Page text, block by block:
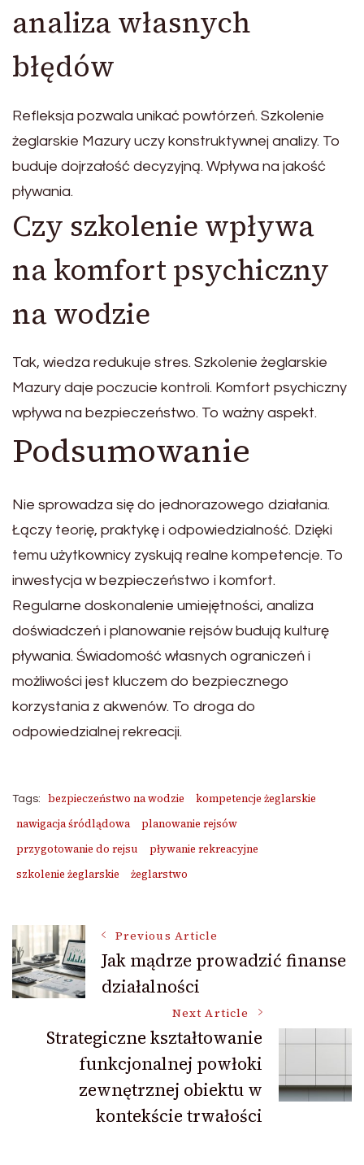
analiza własnych
błędów
Refleksja pozwala unikać powtórzeń. Szkolenie
żeglarskie Mazury uczy konstruktywnej analizy. To
buduje dojrzałość decyzyjną. Wpływa na jakość
pływania.
Czy szkolenie wpływa
na komfort psychiczny
na wodzie
Tak, wiedza redukuje stres. Szkolenie żeglarskie
Mazury daje poczucie kontroli. Komfort psychiczny
wpływa na bezpieczeństwo. To ważny aspekt.
Podsumowanie
Nie sprowadza się do jednorazowego działania.
Łączy teorię, praktykę i odpowiedzialność. Dzięki
temu użytkownicy zyskują realne kompetencje. To
inwestycja w bezpieczeństwo i komfort.
Regularne doskonalenie umiejętności, analiza
doświadczeń i planowanie rejsów budują kulturę
pływania. Świadomość własnych ograniczeń i
możliwości jest kluczem do bezpiecznego
korzystania z akwenów. To droga do
odpowiedzialnej rekreacji.
Tags: bezpieczeństwo na wodzie
kompetencje żeglarskie
nawigacja śródlądowa
planowanie rejsów
przygotowanie do rejsu
pływanie rekreacyjne
szkolenie żeglarskie
żeglarstwo
Post
Navigation
Previous Article
Jak mądrze prowadzić finanse
działalności
Next Article
Strategiczne kształtowanie
funkcjonalnej powłoki
zewnętrznej obiektu w
kontekście trwałości